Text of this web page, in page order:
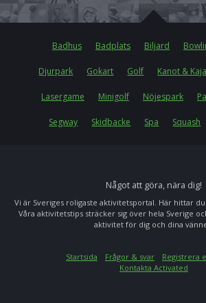
Badhus Badplats Biljard
Djurpark Gokart Golf Kanot &
Lasergame Minigolf Nöjespark
Segway Skidbacke Spa Squash
Något att göra, nära dig!
Vi är Sveriges roligaste aktivitetsportal. Här hittar
Våra aktivitetstips sträcker sig över hela Sverige
aktivitet för dig och dina
Startsida Frågor & svar
Registrera
Kontakta Activated